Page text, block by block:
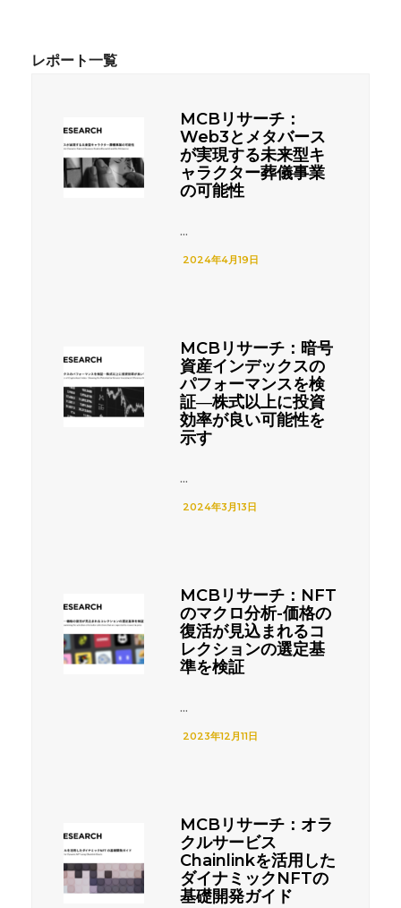
MCBリサーチ：
Web3とメタバース
が実現する未来型キ
ャラクター葬儀事業
の可能性
...
2024年4月19日
MCBリサーチ：暗号
資産インデックスの
パフォーマンスを検
証―株式以上に投資
効率が良い可能性を
示す
...
2024年3月13日
MCBリサーチ：NFT
のマクロ分析-価格の
復活が見込まれるコ
レクションの選定基
準を検証
...
2023年12月11日
MCBリサーチ：オラ
クルサービス
Chainlinkを活用した
ダイナミックNFTの
基礎開発ガイド